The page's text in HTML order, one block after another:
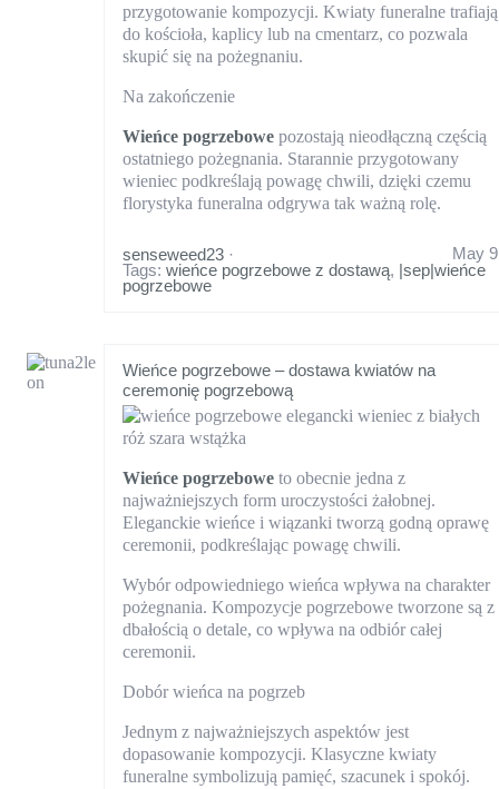
przygotowanie kompozycji. Kwiaty funeralne trafiają
do kościoła, kaplicy lub na cmentarz, co pozwala
skupić się na pożegnaniu.
Na zakończenie
Wieńce pogrzebowe pozostają nieodłączną częścią
ostatniego pożegnania. Starannie przygotowany
wieniec podkreślają powagę chwili, dzięki czemu
florystyka funeralna odgrywa tak ważną rolę.
senseweed23 May 9
·
Tags: wieńce pogrzebowe z dostawą, |sep|wieńce
pogrzebowe
Wieńce pogrzebowe – dostawa kwiatów na
ceremonię pogrzebową
Wieńce pogrzebowe to obecnie jedna z
najważniejszych form uroczystości żałobnej.
Eleganckie wieńce i wiązanki tworzą godną oprawę
ceremonii, podkreślając powagę chwili.
Wybór odpowiedniego wieńca wpływa na charakter
pożegnania. Kompozycje pogrzebowe tworzone są z
dbałością o detale, co wpływa na odbiór całej
ceremonii.
Dobór wieńca na pogrzeb
Jednym z najważniejszych aspektów jest
dopasowanie kompozycji. Klasyczne kwiaty
funeralne symbolizują pamięć, szacunek i spokój.